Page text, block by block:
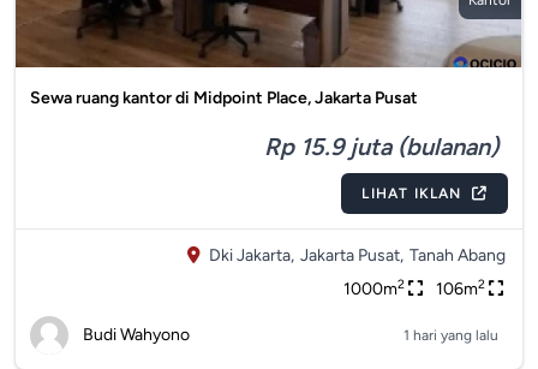
Sewa ruang kantor di Midpoint Place, Jakarta Pusat
Rp 15.9 juta (bulanan)
LIHAT IKLAN
Dki Jakarta, Jakarta Pusat, Tanah Abang
1000m2 106m2
Budi Wahyono 1 hari yang lalu